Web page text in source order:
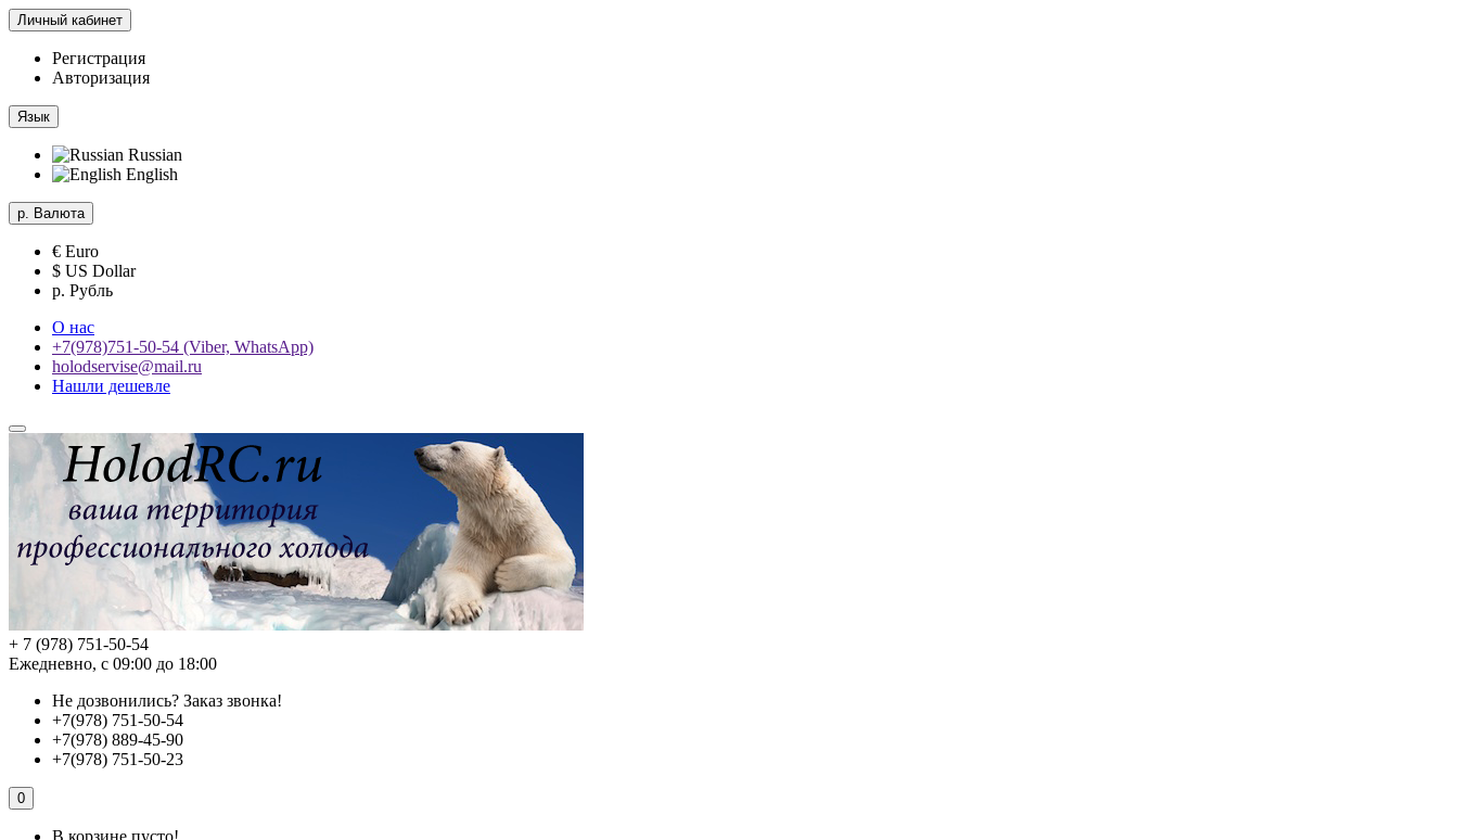
Личный кабинет
Регистрация
Авторизация
Язык
Russian
English
р. Валюта
€ Euro
$ US Dollar
р. Рубль
О нас
+7(978)751-50-54 (Viber, WhatsApp)
holodservise@mail.ru
Нашли дешевле
+ 7 (978) 751-50-54
Ежедневно, с 09:00 до 18:00
Не дозвонились? Заказ звонка!
+7(978) 751-50-54
+7(978) 889-45-90
+7(978) 751-50-23
0
В корзине пусто!